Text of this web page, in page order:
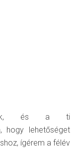
és a ti
hogy lehetőséget
ígérem a félév